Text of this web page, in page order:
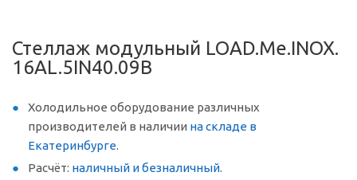
Стеллаж модульный LOAD.Me.INOX.
16AL.5IN40.09B
Холодильное оборудование различных
производителей в наличии на складе в
Екатеринбурге.
Расчёт: наличный и безналичный.